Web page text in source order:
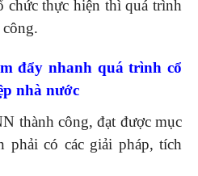
chức thực hiện thì quá trình
đẩy nhanh quá trình cổ
nhà nước
thành công, đạt được mục
phải có các giải pháp, tích